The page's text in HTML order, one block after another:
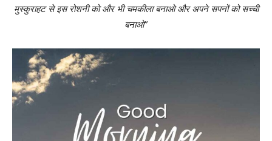
मुस्कुराहट से इस रोशनी को और भी चमकीला बनाओ और अपने सपनों को सच्ची
बनाओ”